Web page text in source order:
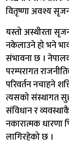
वितृष्णा अवश्य
यस्तो अस्थीरता
नकेलाउने हो भने
संभावना छ ।
परम्परागत
परिवर्तन नचाहने
त्यसको संस्थागत
संविधान र
नकारात्मक धारणा
लागिरहेको छ ।